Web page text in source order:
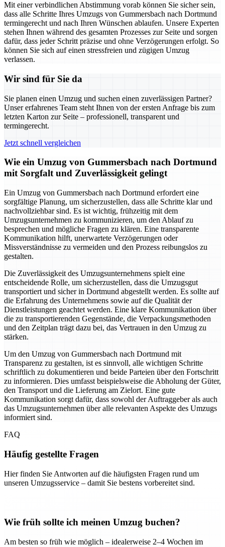
Mit einer verbindlichen Abstimmung vorab können Sie sicher sein,
dass alle Schritte Ihres Umzugs von Gummersbach nach Dortmund
termingerecht und nach Ihren Wünschen ablaufen. Unsere Experten
stehen Ihnen während des gesamten Prozesses zur Seite und sorgen
dafür, dass jeder Schritt präzise und ohne Verzögerungen erfolgt. So
können Sie sich auf einen stressfreien und zügigen Umzug
verlassen.
Wir sind für Sie da
Sie planen einen Umzug und suchen einen zuverlässigen Partner?
Unser erfahrenes Team steht Ihnen von der ersten Anfrage bis zum
letzten Karton zur Seite – professionell, transparent und
termingerecht.
Jetzt schnell vergleichen
Wie ein Umzug von Gummersbach nach Dortmund
mit Sorgfalt und Zuverlässigkeit gelingt
Ein Umzug von Gummersbach nach Dortmund erfordert eine
sorgfältige Planung, um sicherzustellen, dass alle Schritte klar und
nachvollziehbar sind. Es ist wichtig, frühzeitig mit dem
Umzugsunternehmen zu kommunizieren, um den Ablauf zu
besprechen und mögliche Fragen zu klären. Eine transparente
Kommunikation hilft, unerwartete Verzögerungen oder
Missverständnisse zu vermeiden und den Prozess reibungslos zu
gestalten.
Die Zuverlässigkeit des Umzugsunternehmens spielt eine
entscheidende Rolle, um sicherzustellen, dass die Umzugsgut
transportiert und sicher in Dortmund abgestellt werden. Es sollte auf
die Erfahrung des Unternehmens sowie auf die Qualität der
Dienstleistungen geachtet werden. Eine klare Kommunikation über
die zu transportierenden Gegenstände, die Verpackungsmethoden
und den Zeitplan trägt dazu bei, das Vertrauen in den Umzug zu
stärken.
Um den Umzug von Gummersbach nach Dortmund mit
Transparenz zu gestalten, ist es sinnvoll, alle wichtigen Schritte
schriftlich zu dokumentieren und beide Parteien über den Fortschritt
zu informieren. Dies umfasst beispielsweise die Abholung der Güter,
den Transport und die Lieferung am Zielort. Eine gute
Kommunikation sorgt dafür, dass sowohl der Auftraggeber als auch
das Umzugsunternehmen über alle relevanten Aspekte des Umzugs
informiert sind.
FAQ
Häufig gestellte Fragen
Hier finden Sie Antworten auf die häufigsten Fragen rund um
unseren Umzugsservice – damit Sie bestens vorbereitet sind.
Wie früh sollte ich meinen Umzug buchen?
Am besten so früh wie möglich – idealerweise 2–4 Wochen im